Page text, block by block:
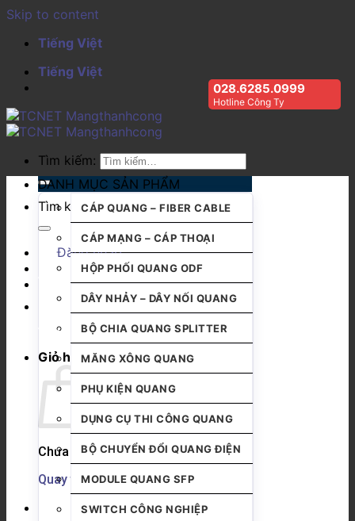
Skip to content
Tiếng Việt
Tiếng Việt
028.6285.0999
Hotline Công Ty
Tìm kiếm:
Tìm kiếm:
Đăng nhập
Giỏ hàng
Chưa có sản phẩm trong giỏ hàng.
Quay trở lại cửa hàng
DANH MỤC SẢN PHẨM
CÁP QUANG – FIBER CABLE
CÁP MẠNG – CÁP THOẠI
HỘP PHỐI QUANG ODF
DÂY NHẢY – DÂY NỐI QUANG
BỘ CHIA QUANG SPLITTER
MĂNG XÔNG QUANG
PHỤ KIỆN QUANG
DỤNG CỤ THI CÔNG QUANG
BỘ CHUYỂN ĐỔI QUANG ĐIỆN
MODULE QUANG SFP
SWITCH CÔNG NGHIỆP